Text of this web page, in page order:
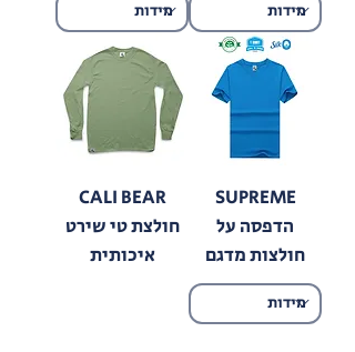
SUPREME
הדפסה על
חולצות מדגם
CALI BEAR
חולצת טי שירט
איכותית